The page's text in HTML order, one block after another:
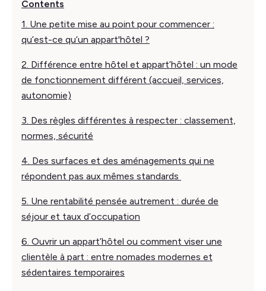
Contents
1. Une petite mise au point pour commencer :
qu’est-ce qu’un appart'hôtel ?
2. Différence entre hôtel et appart’hôtel : un mode
de fonctionnement différent (accueil, services,
autonomie)
3. Des règles différentes à respecter : classement,
normes, sécurité
4. Des surfaces et des aménagements qui ne
répondent pas aux mêmes standards
5. Une rentabilité pensée autrement : durée de
séjour et taux d’occupation
6. Ouvrir un appart’hôtel ou comment viser une
clientèle à part : entre nomades modernes et
sédentaires temporaires